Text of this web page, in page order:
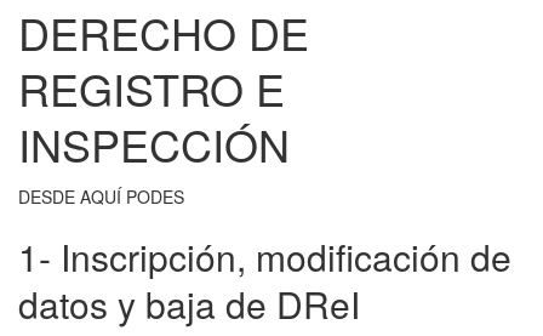
DERECHO DE
REGISTRO E
INSPECCIÓN
DESDE AQUÍ PODES
1- Inscripción, modificación de
datos y baja de DReI